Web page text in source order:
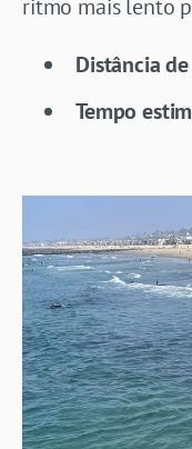
ritmo mais lento
Distância
Tempo